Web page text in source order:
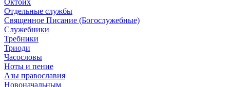
Октоих
Отдельные службы
Священное Писание (Богослужебные)
Служебники
Требники
Триоди
Часословы
Ноты и пение
Азы православия
Новоначальным